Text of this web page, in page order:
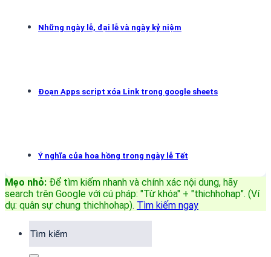
Những ngày lễ, đại lễ và ngày kỷ niệm
Đoạn Apps script xóa Link trong google sheets
Ý nghĩa của hoa hồng trong ngày lễ Tết
Mẹo nhỏ: Để tìm kiếm nhanh và chính xác nội dung, hãy
search trên Google với cú pháp: "Từ khóa" + "thichhohap". (Ví
dụ: quân sự chung thichhohap). Tìm kiếm ngay